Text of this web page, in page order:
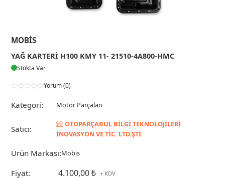
MOBIS
YAĞ KARTERİ H100 KMY 11- 21510-4A800-HMC
Stokta Var
Yorum (0)
Kategori: Motor Parçaları
Satıcı:
OTOPARÇABUL BİLGİ TEKNOLOJİLERİ
İNOVASYON VE TİC. LTD.ŞTİ
Ürün Markası:Mobis
Fiyat: 4.100,00 ₺ + KDV